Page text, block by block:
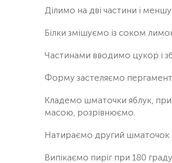
Ділимо на дві частини і
Білки змішуємо із соком
Частинами вводимо цукор і
Форму застеляємо
Кладемо шматочки яблук,
масою, розрівнюємо.
Натираємо другий шматочок
Випікаємо пиріг при 180